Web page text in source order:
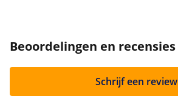
Beoordelingen en recensies
Schrijf een review